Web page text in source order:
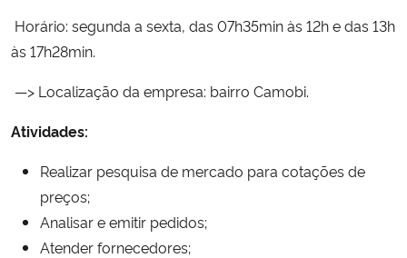
Ministério da Mulher, da Família e dos Direitos Humanos
Secretaria-Geral
Secretaria de Governo
Gabinete de Segurança Institucional
Advocacia-Geral da União
Horário: segunda a sexta, das 07h35min às 12h e das 13h
às 17h28min.
—> Localização da empresa: bairro Camobi.
Atividades:
Realizar pesquisa de mercado para cotações de
preços;
Analisar e emitir pedidos;
Atender fornecedores;